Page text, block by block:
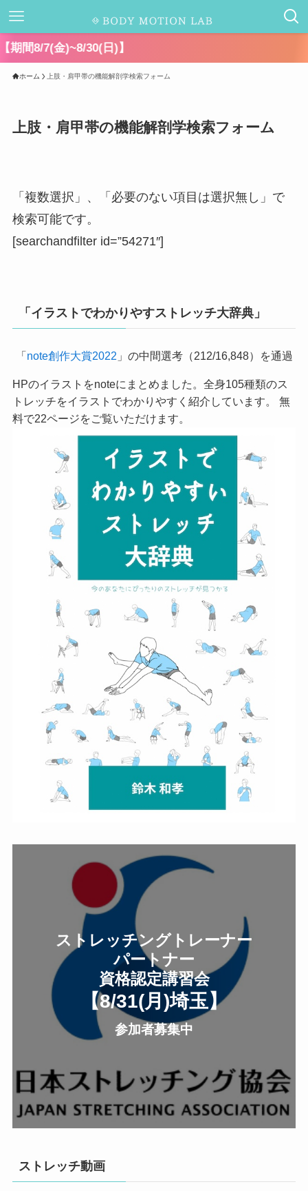
ホーム 上肢・肩甲帯の機能解剖学検索フォーム
上肢・肩甲帯の機能解剖学検索フォーム
「複数選択」、「必要のない項目は選択無し」で
検索可能です。
[searchandfilter id=”54271″]
「イラストでわかりやすストレッチ大辞典」
「note創作大賞2022 」の中間選考（212/16,848）を通過
HPのイラストをnoteにまとめました。全身105種類のス
トレッチをイラストでわかりやすく紹介しています。 無
料で22ページをご覧いただけます。
ストレッチングトレーナー
パートナー
資格認定講習会
【8/31(月 )埼玉】
参加者募集中
ストレッチ動画